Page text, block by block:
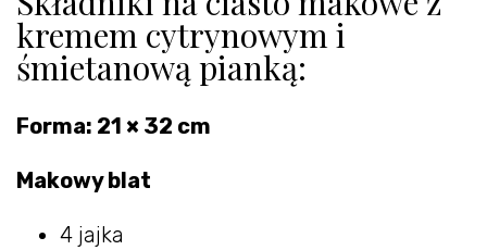
kremem cytrynowym i
śmietanową pianką:
Forma: 21 × 32 cm
Makowy blat
4 jajka